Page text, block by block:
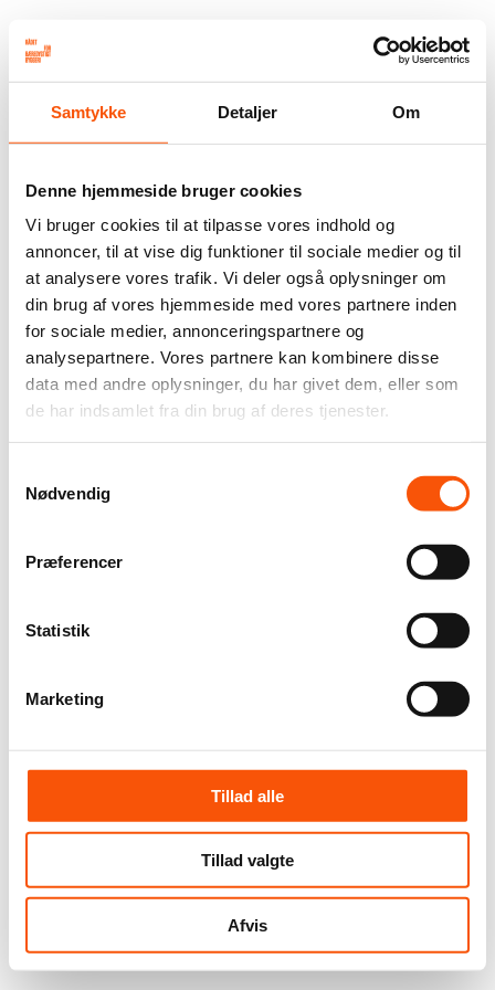
Samtykke Detaljer Om
Denne hjemmeside bruger cookies
Vi bruger cookies til at tilpasse vores indhold og
annoncer, til at vise dig funktioner til sociale medier og til
at analysere vores trafik. Vi deler også oplysninger om
din brug af vores hjemmeside med vores partnere inden
for sociale medier, annonceringspartnere og
analysepartnere. Vores partnere kan kombinere disse
data med andre oplysninger, du har givet dem, eller som
de har indsamlet fra din brug af deres tjenester.
Nødvendig
Præferencer
Statistik
Marketing
Tillad alle
Tillad valgte
Afvis